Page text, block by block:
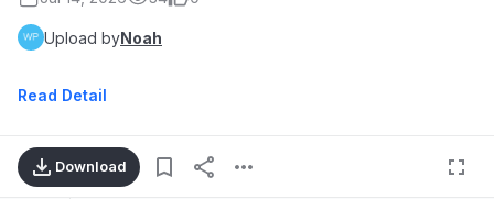
Upload byNoah
Read Detail
Download